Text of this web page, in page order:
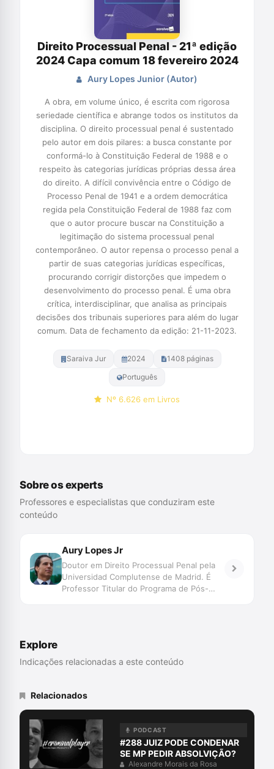
Direito Processual Penal - 21ª edição
2024 Capa comum 18 fevereiro 2024
Aury Lopes Junior (Autor)
A obra, em volume único, é escrita com rigorosa
seriedade científica e abrange todos os institutos da
disciplina. O direito processual penal é sustentado
pelo autor em dois pilares: a busca constante por
conformá-lo à Constituição Federal de 1988 e o
respeito às categorias jurídicas próprias dessa área
do direito. A difícil convivência entre o Código de
Processo Penal de 1941 e a ordem democrática
regida pela Constituição Federal de 1988 faz com
que o autor procure buscar na Constituição a
legitimação do sistema processual penal
contemporâneo. O autor repensa o processo penal a
partir de suas categorias jurídicas específicas,
procurando corrigir distorções que impedem o
desenvolvimento do processo penal. É uma obra
crítica, interdisciplinar, que analisa as principais
decisões dos tribunais superiores para além do lugar
comum. Data de fechamento da edição: 21-11-2023.
Saraiva Jur 2024
1408 páginas
Português
Nº 6.626 em Livros
Sobre os experts
Professores e especialistas que conduziram este
conteúdo
Aury Lopes Jr
Doutor em Direito Processual Penal pela
Universidad Complutense de Madrid. É
Professor Titular do Programa de Pós-
Explore
Indicações relacionadas a este conteúdo
Relacionados
PODCAST
#288 JUIZ PODE CONDENAR
SE MP PEDIR ABSOLVIÇÃO?
Alexandre Morais da Rosa